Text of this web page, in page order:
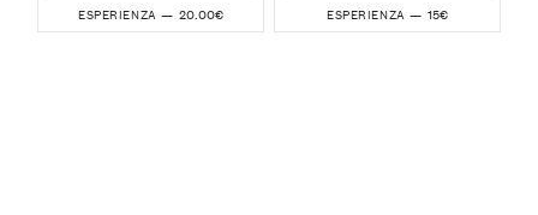
ESPERIENZA — 20.00€ ESPERIENZA — 15€